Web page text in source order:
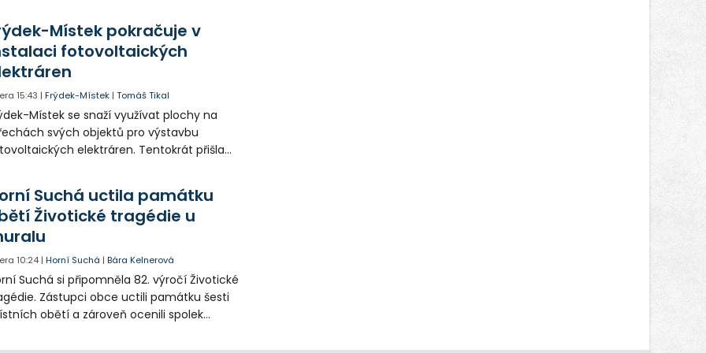
někteří obyvatelé rozhodli sepsat petici.
Místek pokračuje v
fotovoltaických
15:43 |Frýdek-Místek |Tomáš Tikal
Místek se snaží využívat plochy na
svých objektů pro výstavbu
elektráren. Tentokrát přišla
Suchá uctila památku
Životické tragédie u
10:24 |Horní Suchá |Bára Kelnerová
Suchá si připomněla 82. výročí Životické
Zástupci obce uctili památku šesti
obětí a zároveň ocenili spolek
prostřednictvím QR kódů u